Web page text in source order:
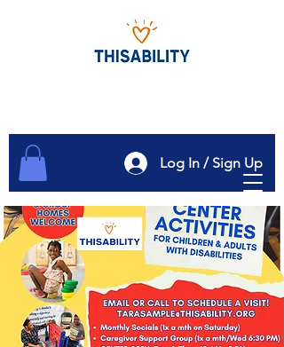
Log In / Sign Up